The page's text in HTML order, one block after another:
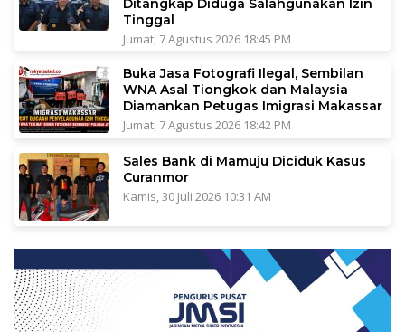
Ditangkap Diduga Salahgunakan Izin
Tinggal
Jumat, 7 Agustus 2026 18:45 PM
Buka Jasa Fotografi Ilegal, Sembilan
WNA Asal Tiongkok dan Malaysia
Diamankan Petugas Imigrasi Makassar
Jumat, 7 Agustus 2026 18:42 PM
Sales Bank di Mamuju Diciduk Kasus
Curanmor
Kamis, 30 Juli 2026 10:31 AM